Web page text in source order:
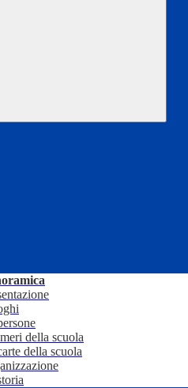
della scuola
della scuola